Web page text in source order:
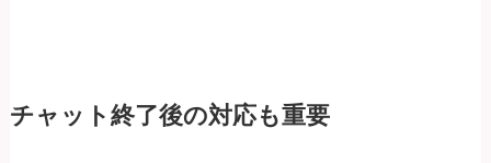
チャット終了後の対応も重要